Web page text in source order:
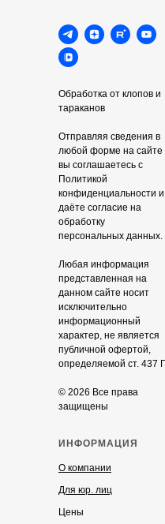
Обработка от клопов и
тараканов
Отправляя сведения в
любой форме на сайте
вы соглашаетесь с
Политикой
конфиденциальности и
даёте согласие на
обработку
персональных данных.
Любая информация
представленная на
данном сайте носит
исключительно
информационный
характер, не является
публичной офертой,
определяемой ст. 437
© 2026 Все права
защищены
ИНФОРМАЦИЯ
О компании
Для юр. лиц
Цены